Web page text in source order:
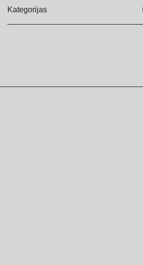
Kategorijas
3D uzlīmes
LED alumīnija rāmji